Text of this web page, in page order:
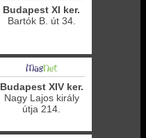
Budapest XI ker.
Bartók B. út 34.
Budapest XIV ker.
Nagy Lajos király
útja 214.